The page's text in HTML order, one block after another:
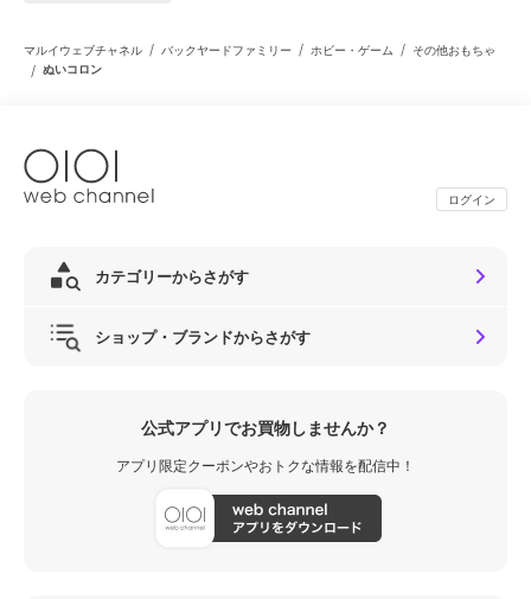
マルイウェブチャネル / バックヤードファミリー / ホビー・ゲーム / その他おもちゃ
/ ぬいコロン
ログイン
カテゴリーからさがす
ショップ・ブランドからさがす
公式アプリでお買物しませんか？
アプリ限定クーポンやおトクな情報を配信中！